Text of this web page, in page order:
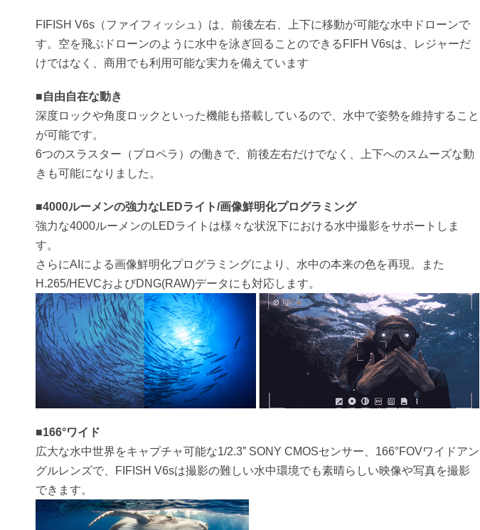
FIFISH V6s（ファイフィッシュ）は、前後左右、上下に移動が可能な水中ドローンで
す。空を飛ぶドローンのように水中を泳ぎ回ることのできるFIFH V6sは、レジャーだ
けではなく、商用でも利用可能な実力を備えています
■自由自在な動き
深度ロックや角度ロックといった機能も搭載しているので、水中で姿勢を維持すること
が可能です。
6つのスラスター（プロペラ）の働きで、前後左右だけでなく、上下へのスムーズな動
きも可能になりました。
■4000ルーメンの強力なLEDライト/画像鮮明化プログラミング
強力な4000ルーメンのLEDライトは様々な状況下における水中撮影をサポートしま
す。
さらにAIによる画像鮮明化プログラミングにより、水中の本来の色を再現。また
H.265/HEVCおよびDNG(RAW)データにも対応します。
■166°ワイド
広大な水中世界をキャプチャ可能な1/2.3” SONY CMOSセンサー、166°FOVワイドアン
グルレンズで、FIFISH V6sは撮影の難しい水中環境でも素晴らしい映像や写真を撮影
できます。